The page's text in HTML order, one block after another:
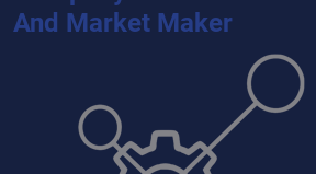
And Market Maker